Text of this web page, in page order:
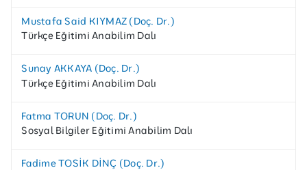
Mustafa Said KIYMAZ (Doç. Dr.)
Türkçe Eğitimi Anabilim Dalı
Sunay AKKAYA (Doç. Dr.)
Türkçe Eğitimi Anabilim Dalı
Fatma TORUN (Doç. Dr.)
Sosyal Bilgiler Eğitimi Anabilim Dalı
Fadime TOSİK DİNÇ (Doç. Dr.)